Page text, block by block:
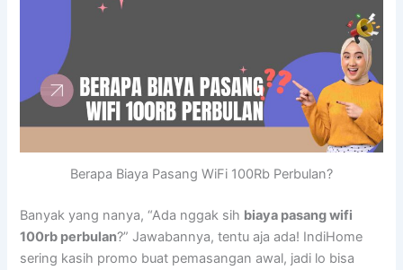
Berapa Biaya Pasang WiFi 100Rb Perbulan?
Banyak yang nanya, “Ada nggak sih biaya pasang wifi
100rb perbulan?” Jawabannya, tentu aja ada! IndiHome
sering kasih promo buat pemasangan awal, jadi lo bisa